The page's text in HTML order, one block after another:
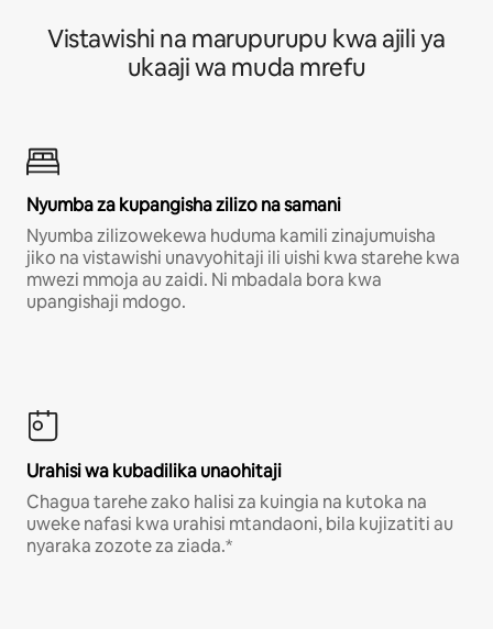
Vistawishi na marupurupu kwa ajili ya
ukaaji wa muda mrefu
Nyumba za kupangisha zilizo na samani
Nyumba zilizowekewa huduma kamili zinajumuisha
jiko na vistawishi unavyohitaji ili uishi kwa starehe kwa
mwezi mmoja au zaidi. Ni mbadala bora kwa
upangishaji mdogo.
Urahisi wa kubadilika unaohitaji
Chagua tarehe zako halisi za kuingia na kutoka na
uweke nafasi kwa urahisi mtandaoni, bila kujizatiti au
nyaraka zozote za ziada.*